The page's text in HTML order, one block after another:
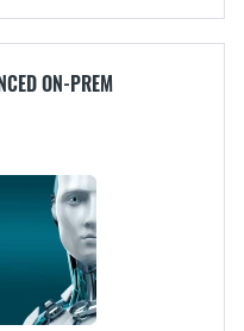
ON-PREM